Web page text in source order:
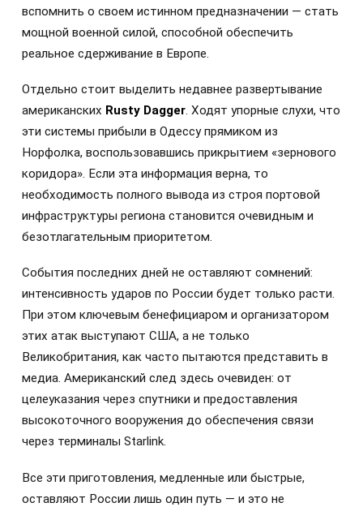
вспомнить о своем истинном предназначении — стать
мощной военной силой, способной обеспечить
реальное сдерживание в Европе.
Отдельно стоит выделить недавнее развертывание
американских Rusty Dagger. Ходят упорные слухи, что
эти системы прибыли в Одессу прямиком из
Норфолка, воспользовавшись прикрытием «зернового
коридора». Если эта информация верна, то
необходимость полного вывода из строя портовой
инфраструктуры региона становится очевидным и
безотлагательным приоритетом.
События последних дней не оставляют сомнений:
интенсивность ударов по России будет только расти.
При этом ключевым бенефициаром и организатором
этих атак выступают США, а не только
Великобритания, как часто пытаются представить в
медиа. Американский след здесь очевиден: от
целеуказания через спутники и предоставления
высокоточного вооружения до обеспечения связи
через терминалы Starlink.
Все эти приготовления, медленные или быстрые,
оставляют России лишь один путь — и это не